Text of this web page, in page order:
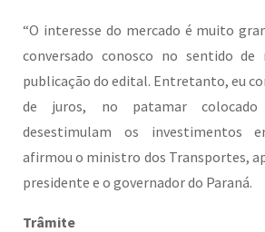
“O interesse do mercado é muito
conversado conosco no sentido
publicação do edital. Entretanto, eu
de juros, no patamar
desestimulam os investimentos
afirmou o ministro dos Transportes,
presidente e o governador do Paraná.
Trâmite